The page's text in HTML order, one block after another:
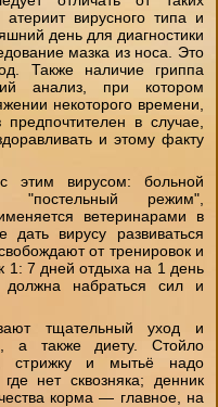
вирусного типа и
день для диагностики
мазка из носа. Это
Также наличие гриппа
анализ, при котором
некоторого времени,
в случае,
и этому факту
этим вирусом: больной
режим",
ветеринарами в
дать вирусу развиваться
от тренировок и
1: 7 дней отдыха на 1 день
набраться сил и
тщательный уход и
а также диету. Стойло
стрижку и мытьё надо
нет сквозняка; денник
корма — главное, на